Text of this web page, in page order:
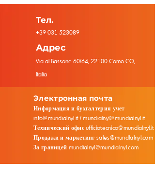
Тел.
+39 031 523089
Адрес
Via al Bassone 60/64, 22100 Como CO,
Italia
Электронная почта
Информация и бухгалтерия учет
info@mundialnyl.it/mundialnyl@mundialnyl.it
Технический офис ufficiotecnico@mundialnyl.it
Продажи и маркетинг sales@mundialnyl.com
За границей mundialnyl@mundialnyl.com